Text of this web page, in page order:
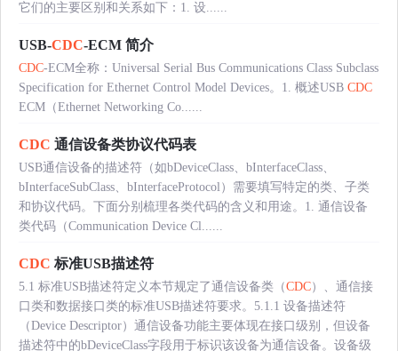
它们的主要区别和关系如下：1. 设......
USB-CDC-ECM 简介
CDC-ECM全称：Universal Serial Bus Communications Class Subclass
Specification for Ethernet Control Model Devices。1. 概述USB CDC
ECM（Ethernet Networking Co......
CDC 通信设备类协议代码表
USB通信设备的描述符（如bDeviceClass、bInterfaceClass、
bInterfaceSubClass、bInterfaceProtocol）需要填写特定的类、子类
和协议代码。下面分别梳理各类代码的含义和用途。1. 通信设备
类代码（Communication Device Cl......
CDC 标准USB描述符
5.1 标准USB描述符定义本节规定了通信设备类（CDC）、通信接
口类和数据接口类的标准USB描述符要求。5.1.1 设备描述符
（Device Descriptor）通信设备功能主要体现在接口级别，但设备
描述符中的bDeviceClass字段用于标识该设备为通信设备。设备级